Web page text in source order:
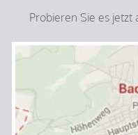
Probieren Sie es jetzt